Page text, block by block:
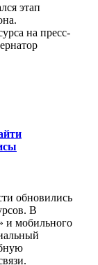
этап
на пресс-
обновились
В
и мобильного